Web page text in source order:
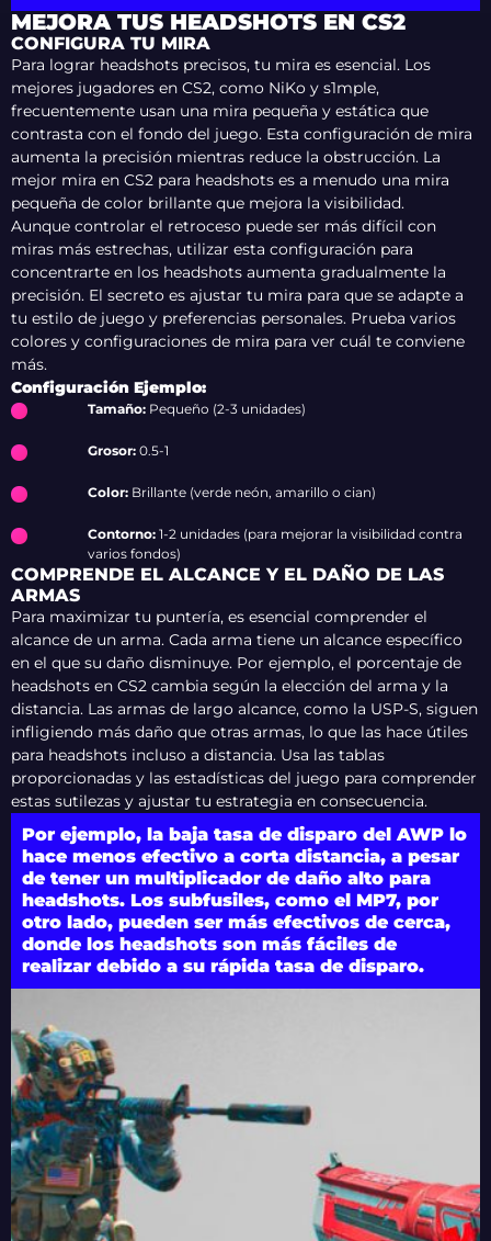
MEJORA TUS HEADSHOTS EN CS2
CONFIGURA TU MIRA
Para lograr headshots precisos, tu mira es esencial. Los
mejores jugadores en CS2, como NiKo y s1mple,
frecuentemente usan una mira pequeña y estática que
contrasta con el fondo del juego. Esta configuración de mira
aumenta la precisión mientras reduce la obstrucción. La
mejor mira en CS2 para headshots es a menudo una mira
pequeña de color brillante que mejora la visibilidad.
Aunque controlar el retroceso puede ser más difícil con
miras más estrechas, utilizar esta configuración para
concentrarte en los headshots aumenta gradualmente la
precisión. El secreto es ajustar tu mira para que se adapte a
tu estilo de juego y preferencias personales. Prueba varios
colores y configuraciones de mira para ver cuál te conviene
más.
Configuración Ejemplo:
Tamaño: Pequeño (2-3 unidades)
Grosor: 0.5-1
Color: Brillante (verde neón, amarillo o cian)
Contorno: 1-2 unidades (para mejorar la visibilidad contra
varios fondos)
COMPRENDE EL ALCANCE Y EL DAÑO DE LAS
ARMAS
Para maximizar tu puntería, es esencial comprender el
alcance de un arma. Cada arma tiene un alcance específico
en el que su daño disminuye. Por ejemplo, el porcentaje de
headshots en CS2 cambia según la elección del arma y la
distancia. Las armas de largo alcance, como la USP-S, siguen
infligiendo más daño que otras armas, lo que las hace útiles
para headshots incluso a distancia. Usa las tablas
proporcionadas y las estadísticas del juego para comprender
estas sutilezas y ajustar tu estrategia en consecuencia.
Por ejemplo, la baja tasa de disparo del AWP lo
hace menos efectivo a corta distancia, a pesar
de tener un multiplicador de daño alto para
headshots. Los subfusiles, como el MP7, por
otro lado, pueden ser más efectivos de cerca,
donde los headshots son más fáciles de
realizar debido a su rápida tasa de disparo.